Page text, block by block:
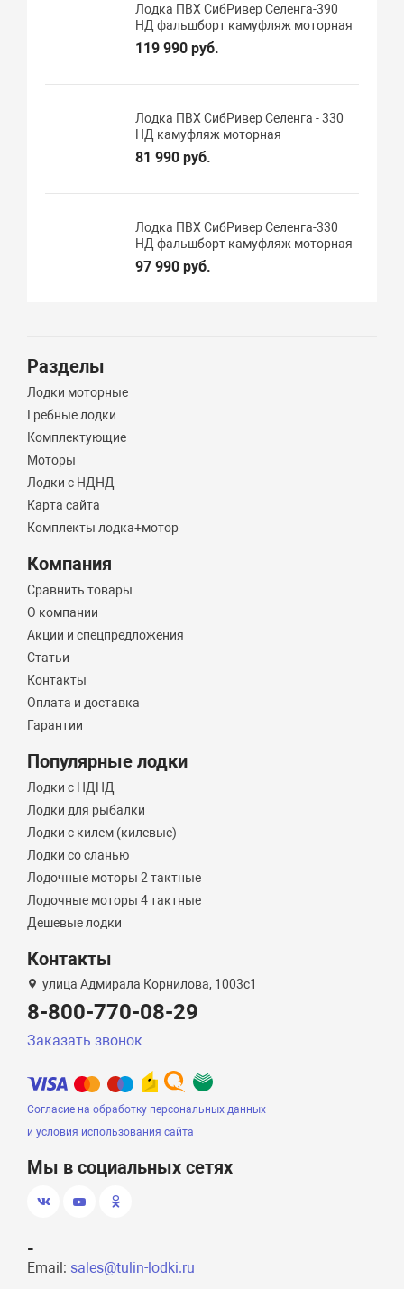
Лодка ПВХ СибРивер Селенга-390
НД фальшборт камуфляж моторная
119 990 руб.
Лодка ПВХ СибРивер Селенга - 330
НД камуфляж моторная
81 990 руб.
Лодка ПВХ СибРивер Селенга-330
НД фальшборт камуфляж моторная
97 990 руб.
Разделы
Лодки моторные
Гребные лодки
Комплектующие
Моторы
Лодки с НДНД
Карта сайта
Комплекты лодка+мотор
Компания
Сравнить товары
О компании
Акции и спецпредложения
Статьи
Контакты
Оплата и доставка
Гарантии
Популярные лодки
Лодки с НДНД
Лодки для рыбалки
Лодки с килем (килевые)
Лодки со сланью
Лодочные моторы 2 тактные
Лодочные моторы 4 тактные
Дешевые лодки
Контакты
улица Адмирала Корнилова, 1003с1
8-800-770-08-29
Заказать звонок
Согласие на обработку персональных данных
и условия использования сайта
Мы в социальных сетях
-
Email: sales@tulin-lodki.ru